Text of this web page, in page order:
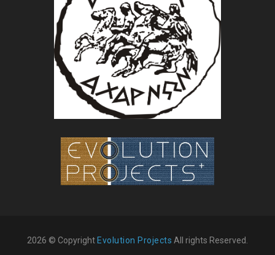
2026 © Copyright Evolution Projects All rights Reserved.